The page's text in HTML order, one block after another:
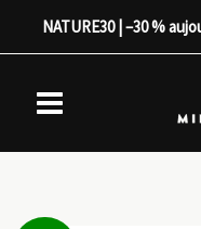
NATURE30 | –30 %